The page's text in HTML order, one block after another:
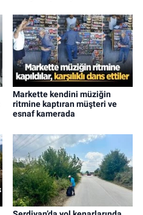
Markette kendini müziğin
ritmine kaptıran müşteri ve
esnaf kamerada